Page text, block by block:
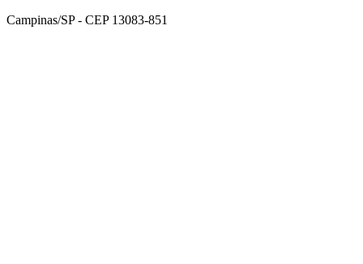
Campinas/SP - CEP 13083-851